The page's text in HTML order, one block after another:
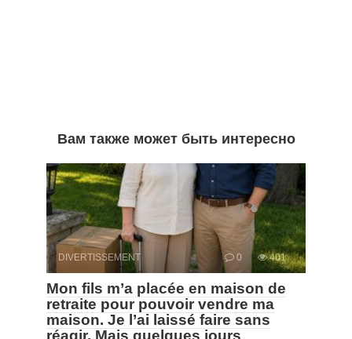
Вам также может быть интересно
DIVERTISSEMENT 0 401
Mon fils m’a placée en maison de
retraite pour pouvoir vendre ma
maison. Je l’ai laissé faire sans
réagir. Mais quelques jours